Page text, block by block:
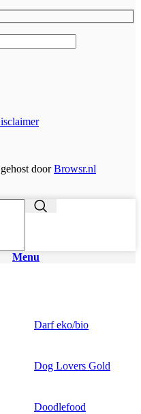
doorBrowsr.nl
Menu
Darf eko/bio
Dog Lovers Gold
Doodlefood